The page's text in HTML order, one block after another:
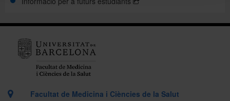
Facultat de Medicina i Ciències de la Salut